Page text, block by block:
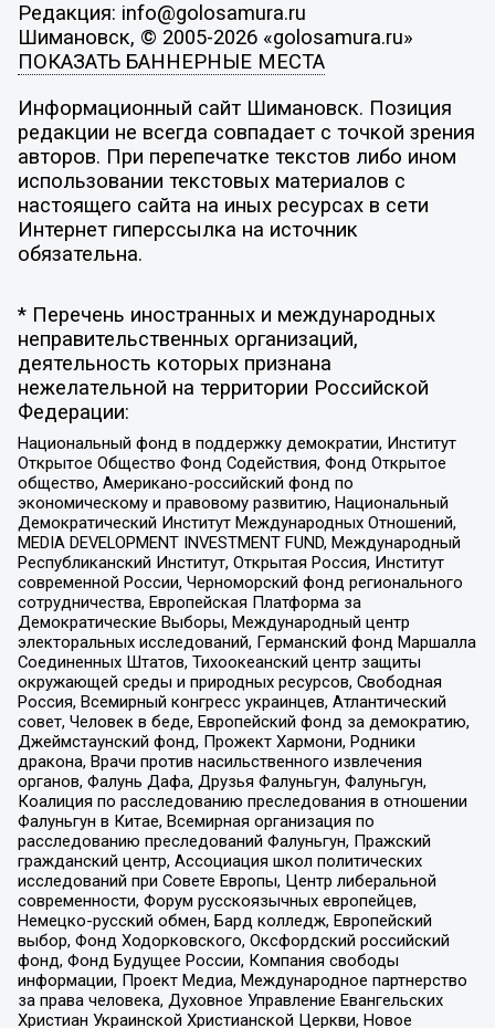
Редакция: info@golosamura.ru
Шимановск, © 2005-2026 «golosamura.ru»
ПОКАЗАТЬ БАННЕРНЫЕ МЕСТА
Информационный сайт Шимановск. Позиция
редакции не всегда совпадает с точкой зрения
авторов. При перепечатке текстов либо ином
использовании текстовых материалов с
настоящего сайта на иных ресурсах в сети
Интернет гиперссылка на источник
обязательна.
* Перечень иностранных и международных
неправительственных организаций,
деятельность которых признана
нежелательной на территории Российской
Федерации:
Национальный фонд в поддержку демократии, Институт
Открытое Общество Фонд Содействия, Фонд Открытое
общество, Американо-российский фонд по
экономическому и правовому развитию, Национальный
Демократический Институт Международных Отношений,
MEDIA DEVELOPMENT INVESTMENT FUND, Международный
Республиканский Институт, Открытая Россия, Институт
современной России, Черноморский фонд регионального
сотрудничества, Европейская Платформа за
Демократические Выборы, Международный центр
электоральных исследований, Германский фонд Маршалла
Соединенных Штатов, Тихоокеанский центр защиты
окружающей среды и природных ресурсов, Свободная
Россия, Всемирный конгресс украинцев, Атлантический
совет, Человек в беде, Европейский фонд за демократию,
Джеймстаунский фонд, Прожект Хармони, Родники
дракона, Врачи против насильственного извлечения
органов, Фалунь Дафа, Друзья Фалуньгун, Фалуньгун,
Коалиция по расследованию преследования в отношении
Фалуньгун в Китае, Всемирная организация по
расследованию преследований Фалуньгун, Пражский
гражданский центр, Ассоциация школ политических
исследований при Совете Европы, Центр либеральной
современности, Форум русскоязычных европейцев,
Немецко-русский обмен, Бард колледж, Европейский
выбор, Фонд Ходорковского, Оксфордский российский
фонд, Фонд Будущее России, Компания свободы
информации, Проект Медиа, Международное партнерство
за права человека, Духовное Управление Евангельских
Христиан Украинской Христианской Церкви, Новое